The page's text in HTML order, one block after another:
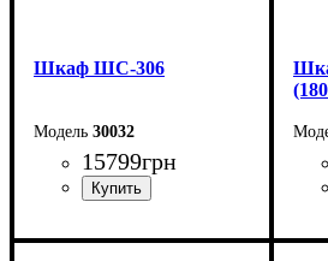
Шкаф ШС-306
30032
15799грн
Ширина: 150 см